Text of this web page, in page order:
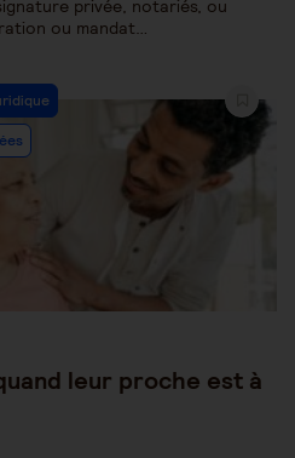
privée, notariés, ou
ou mandat…
leur proche est à